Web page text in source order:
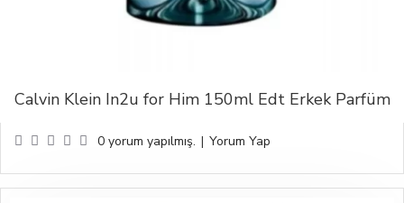
Calvin Klein In2u for Him 150ml Edt Erkek Parfüm
0 yorum yapılmış. | Yorum Yap